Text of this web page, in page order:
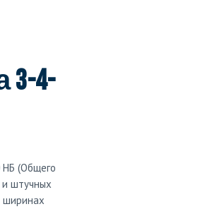
4-
НБ (Общего
и штучных
ширинах